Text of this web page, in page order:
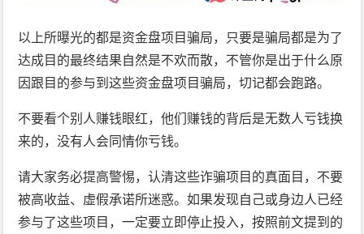
以上所曝光的都是资金盘项目骗局，只要是骗局都是为了
达成目的最终结果自然是不欢而散，不管你是出于什么原
因跟目的参与到这些资金盘项目骗局，切记都会跑路。
不要看个别人赚钱眼红，他们赚钱的背后是无数人亏钱换
来的，没有人会同情你亏钱。
请大家务必提高警惕，认清这些诈骗项目的真面目，不要
被高收益、虚假承诺所迷惑。如果发现自己或身边人已经
参与了这些项目，一定要立即停止投入，按照前文提到的